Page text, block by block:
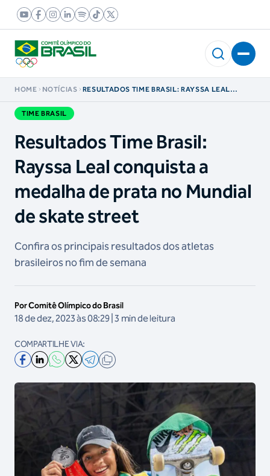
HOME NOTÍCIAS
RESULTADOS TIME BRASIL: RAYSSA LEAL
TIME BRASIL
Resultados Time Brasil:
Rayssa Leal conquista a
medalha de prata no Mundial
de skate street
Confira os principais resultados dos atletas
brasileiros no fim de semana
Por Comitê Olímpico do Brasil
18 de dez, 2023 às 08:29 | 3 min de leitura
COMPARTILHE VIA: